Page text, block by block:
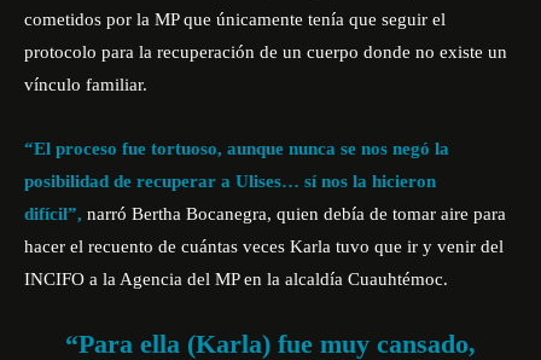
cometidos por la MP que únicamente tenía que seguir el
protocolo para la recuperación de un cuerpo donde no existe un
vínculo familiar.
“El proceso fue tortuoso, aunque nunca se nos negó la
posibilidad de recuperar a Ulises… sí nos la hicieron
difícil”, narró Bertha Bocanegra, quien debía de tomar aire para
hacer el recuento de cuántas veces Karla tuvo que ir y venir del
INCIFO a la Agencia del MP en la alcaldía Cuauhtémoc.
“Para ella (Karla) fue muy cansado,